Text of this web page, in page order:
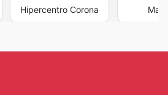
Hipercentro Corona